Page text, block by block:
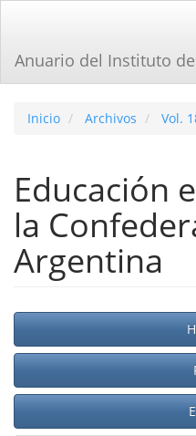
principal
Barra
Anuario del Instituto
Inicio Archivos Vol.
Educación
la
Argentina
Barra
lateral
del
artículo